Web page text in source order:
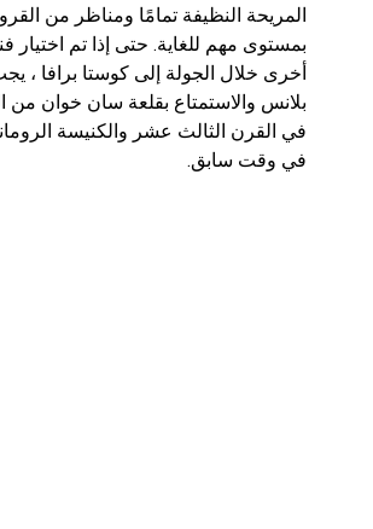
المريحة النظيفة تمامًا ومناظر من
بمستوى مهم للغاية. حتى إذا تم اختيار
أخرى خلال الجولة إلى كوستا برافا ،
بلانس والاستمتاع بقلعة سان خوان
في القرن الثالث عشر والكنيسة
في وقت سابق.